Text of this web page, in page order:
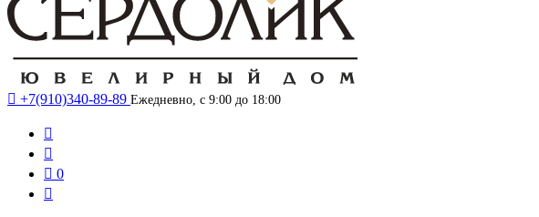
 +7(910)340-89-89 Ежедневно, с 9:00 до 18:00


 0
